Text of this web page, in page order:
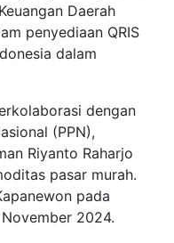
Daerah
penyediaan QRIS
dalam
dengan
(PPN),
Riyanto Raharjo
pasar murah.
pada
2024.